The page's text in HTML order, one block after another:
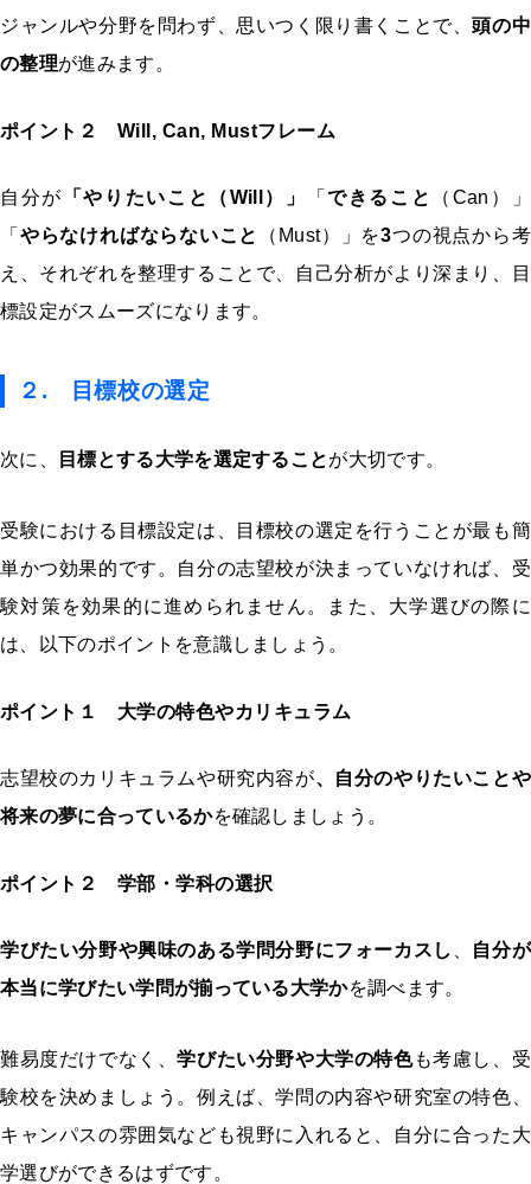
ジャンルや分野を問わず、思いつく限り書くことで、頭の中
の整理が進みます。
ポイント２ Will, Can, Mustフレーム
自分が 「やりたいこと（Will）」 「できること
（Can）」
「 やらなければならないこと （Must）」 を3つの視点から考
え、それぞれを整理することで、自己分析がより深まり、目
標設定がスムーズになります。
２. 目標校の選定
次に、 目標とする大学を選定することが大切です。
受験における目標設定は、目標校の選定を行うことが最も簡
単かつ効果的です。自分の志望校が決まっていなければ、受
験対策を効果的に進められません。また、大学選びの際に
は、以下のポイントを意識しましょう。
ポイント１ 大学の特色やカリキュラム
志望校のカリキュラムや研究内容が、自分のやりたいことや
将来の夢に合っているかを確認しましょう。
ポイント２ 学部・学科の選択
学びたい分野や興味のある学問分野にフォーカスし
自分が
本当に学びたい学問が揃っている大学かを調べます。
難易度だけでなく、学びたい分野や大学の特色も考慮し、受
験校を決めましょう。例えば、学問の内容や研究室の特色、
キャンパスの雰囲気なども視野に入れると、自分に合った大
学選びができるはずです。